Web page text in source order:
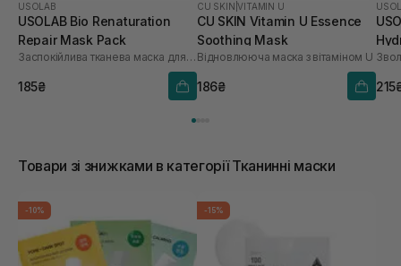
USOLAB
USOLAB Bio Renaturation
Repair Mask Pack
Заспокійлива тканева маска для обличчя
185₴
CU SKIN |VITAMIN U
CU SKIN Vitamin U Essence
Soothing Mask
Відновлююча маска з вітаміном U
186₴
шт
Товари зі знижками в категорії Тканинні маски
-10% -15%